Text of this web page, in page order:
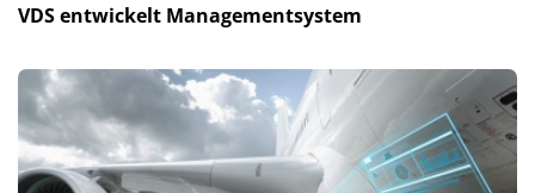
VDS entwickelt Managementsystem